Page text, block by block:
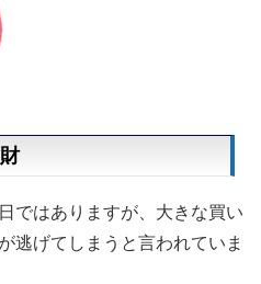
ではありますが、大きな買い
逃げてしまうと言われていま